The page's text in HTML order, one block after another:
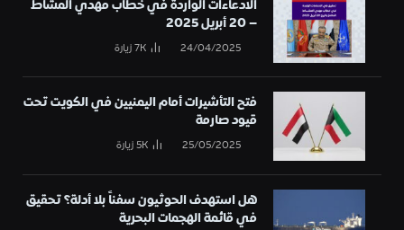
الادعاءات الواردة في خطاب مهدي المشاط
– 20 أبريل 2025
24/04/2025
7Kزيارة
فتح التأشيرات أمام اليمنيين في الكويت تحت
قيود صارمة
25/05/2025
5Kزيارة
هل استهدف الحوثيون سفناً بلا أدلة؟ تحقيق
في قائمة الهجمات البحرية